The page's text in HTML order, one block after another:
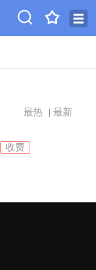
最热 | 最新
收费